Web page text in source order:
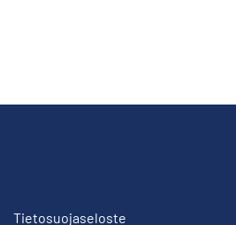
Tietosuojaseloste